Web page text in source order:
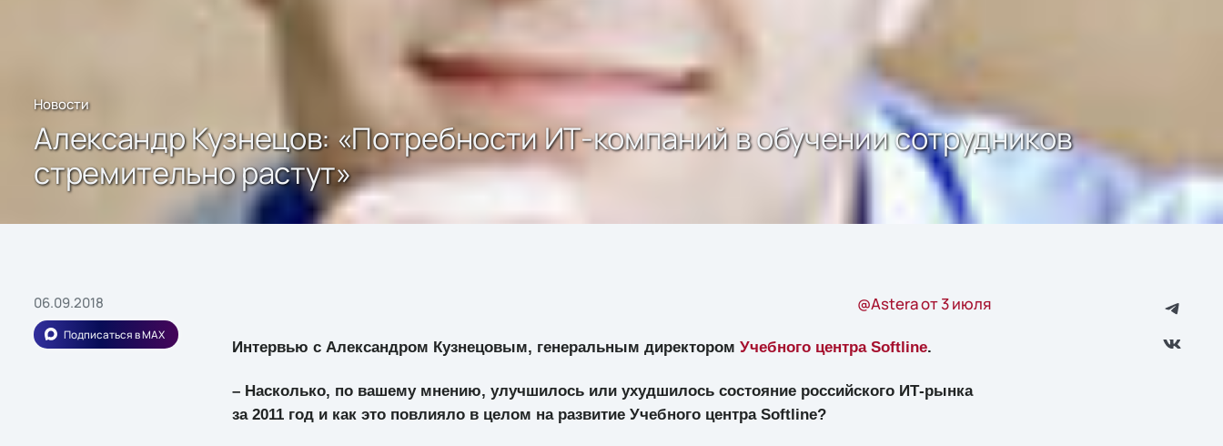
Новости
Александр Кузнецов: «Потребности ИТ-компаний в обучении сотрудников
стремительно растут»
06.09.2018
Подписаться в MAX
@Astera от 3 июля
Интервью с Александром Кузнецовым, генеральным директором Учебного центра Softline.
– Насколько, по вашему мнению, улучшилось или ухудшилось состояние российского ИТ-рынка
за 2011 год и как это повлияло в целом на развитие Учебного центра Softline?